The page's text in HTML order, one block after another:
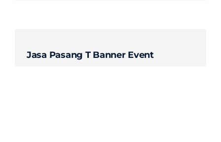
Jasa Pasang T Banner Event